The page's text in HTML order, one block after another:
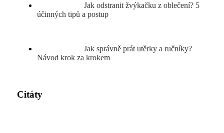
Jak odstranit žvýkačku z oblečení? 5
účinných tipů a postup
Jak správně prát utěrky a ručníky?
Návod krok za krokem
Citáty